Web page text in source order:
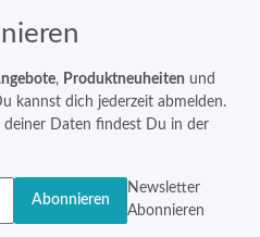
, Produktneuheiten und
kannst dich jederzeit abmelden.
deiner Daten findest Du in der
Abonnieren
Newsletter
Abonnieren